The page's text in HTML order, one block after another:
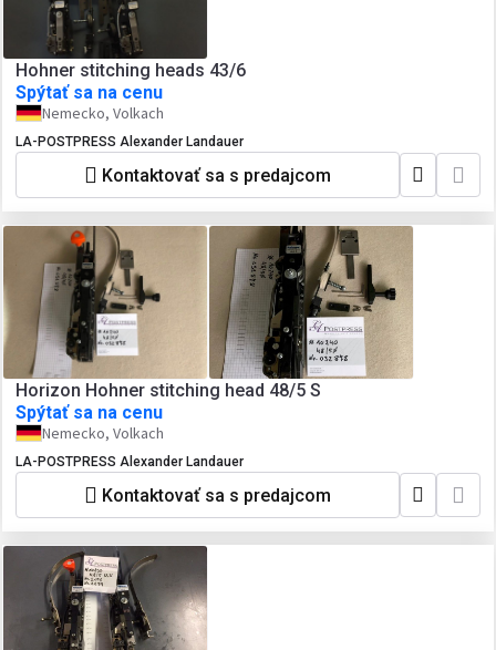
Hohner stitching heads 43/6
Spýtať sa na cenu
Nemecko, Volkach
LA-POSTPRESS Alexander Landauer
Kontaktovať sa s predajcom
Horizon Hohner stitching head 48/5 S
Spýtať sa na cenu
Nemecko, Volkach
LA-POSTPRESS Alexander Landauer
Kontaktovať sa s predajcom